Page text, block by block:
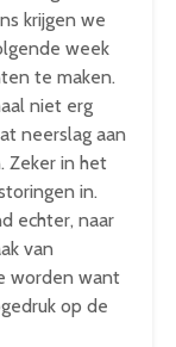
krijgen we
week
te maken.
niet erg
neerslag aan
Zeker in het
in.
echter, naar
van
worden want
op de